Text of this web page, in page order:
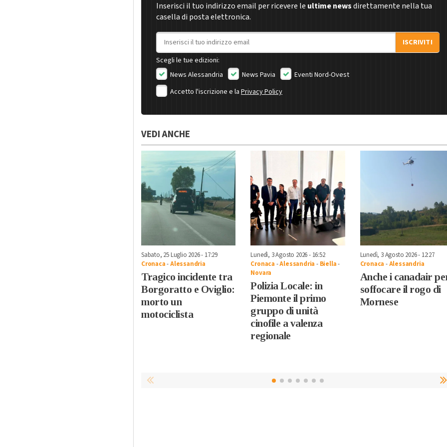
Inserisci il tuo indirizzo email per ricevere le ultime newsdirettamente nella tua
casella di posta elettronica.
Indirizzo email
ISCRIVITI
Scegli le tue edizioni:
News Alessandria
News Pavia
Eventi Nord-Ovest
Accetto l'iscrizione e la Privacy Policy
VEDI ANCHE
Sabato, 25 Luglio 2026 - 17:29
Cronaca-Alessandria
Tragico incidente tra
Borgoratto e Oviglio:
morto un
motociclista
Lunedì, 3 Agosto 2026 - 16:52
Cronaca -Alessandria - Biella-
Novara
Polizia Locale: in
Piemonte il primo
gruppo di unità
cinofile a valenza
regionale
Lunedì, 3 Agosto 2026 - 12:27
Cronaca -Alessandria
Anche i canadair
soffocare il rogo di
Mornese